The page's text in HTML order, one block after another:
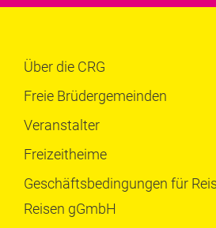
Über die CRG
Freie Brüdergemeinden
Veranstalter
Freizeitheime
Geschäftsbedingungen für
Reisen gGmbH